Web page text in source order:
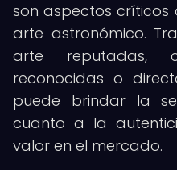
son aspectos
arte astronómico.
arte reputadas,
reconocidas o
puede brindar la
cuanto a la
valor en el mercado.